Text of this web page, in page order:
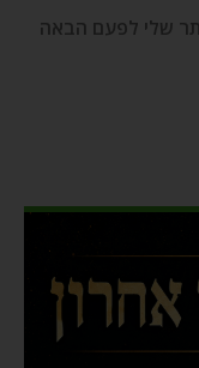
שלי לפעם הבאה